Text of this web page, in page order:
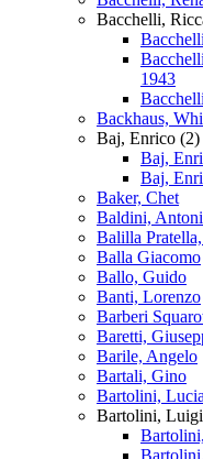
Bacchelli,
1943
Backhaus,
Baj, Enrico (2)
Baj,
Baj,
Baker, Chet
Baldini,
Balilla
Balla Giacomo
Ballo, Guido
Banti, Lorenzo
Barberi
Baretti,
Barile, Angelo
Bartali, Gino
Bartolini,
Bartolini, Luigi